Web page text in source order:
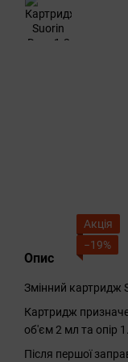
Акція
−19%
Опис
Змінний картридж
Картридж
об'єм 2 мл та опір
Після першої